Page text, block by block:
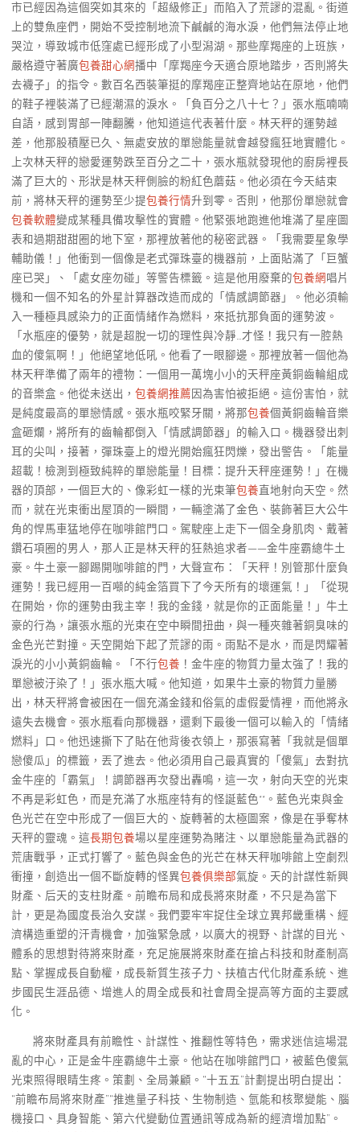
市已經因為這個突如其來的「超級修正」而陷入了荒謬的混亂。街道
上的雙魚座們，開始不受控制地流下鹹鹹的海水淚，他們無法停止地
哭泣，導致城市低窪處已經形成了小型潟湖。那些摩羯座的上班族，
嚴格遵守著廣包養甜心網播中「摩羯座今天適合原地踏步，否則將失
去襪子」的指令。數百名西裝筆挺的摩羯座正整齊地站在原地，他們
的鞋子裡裝滿了已經潮濕的淚水。「負百分之八十七？」張水瓶喃喃
自語，感到胃部一陣翻騰，他知道這代表著什麼。林天秤的運勢越
差，他那股積壓已久、無處安放的單戀能量就會越發瘋狂地實體化。
上次林天秤的戀愛運勢跌至百分之二十，張水瓶就發現他的廚房裡長
滿了巨大的、形狀是林天秤側臉的粉紅色蘑菇。他必須在今天結束
前，將林天秤的運勢至少提包養行情升到零。否則，他那份單戀就會
包養軟體變成某種具備攻擊性的實體。他緊張地跑進他堆滿了星座圖
表和過期甜甜圈的地下室，那裡放著他的秘密武器。「我需要星象學
輔助儀！」他衝到一個像是老式彈珠臺的機器前，上面貼滿了「巨蟹
座已哭」、「處女座勿碰」等警告標籤。這是他用廢棄的包養網唱片
機和一個不知名的外星計算器改造而成的「情感調節器」。他必須輸
入一種極具感染力的正面情緒作為燃料，來抵抗那負面的運勢波。
「水瓶座的優勢，就是超脫一切的理性與冷靜…才怪！我只有一腔熱
血的傻氣啊！」他絕望地低吼。他看了一眼腳邊。那裡放著一個他為
林天秤準備了兩年的禮物：一個用一萬塊小小的天秤座黃銅齒輪組成
的音樂盒。他從未送出， 包養網推薦因為害怕被拒絕。這份害怕，就
是純度最高的單戀情感。張水瓶咬緊牙關，將那包養個黃銅齒輪音樂
盒砸爛，將所有的齒輪都倒入「情感調節器」的輸入口。機器發出刺
耳的尖叫，接著，彈珠臺上的燈光開始瘋狂閃爍，發出警告。「能量
超載！檢測到極致純粹的單戀能量！目標：提升天秤座運勢！」在機
器的頂部，一個巨大的、像彩虹一樣的光束筆包養直地射向天空。然
而，就在光束衝出屋頂的一瞬間，一輛塗滿了金色、裝飾著巨大公牛
角的悍馬車猛地停在咖啡館門口。駕駛座上走下一個全身肌肉、戴著
鑽石項圈的男人，那人正是林天秤的狂熱追求者——金牛座霸總牛土
豪。牛土豪一腳踢開咖啡館的門，大聲宣布：「天秤！別管那什麼負
運勢！我已經用一百噸的純金箔買下了今天所有的壞運氣！」「從現
在開始，你的運勢由我主宰！我的金錢，就是你的正面能量！」牛土
豪的行為，讓張水瓶的光束在空中瞬間扭曲，與一種夾雜著銅臭味的
金色光芒對撞。天空開始下起了荒謬的雨。雨點不是水，而是閃耀著
淚光的小小黃銅齒輪。「不行包養 ！金牛座的物質力量太強了！我的
單戀被汙染了！」張水瓶大喊。他知道，如果牛土豪的物質力量勝
出，林天秤將會被困在一個充滿金錢和俗氣的虛假愛情裡，而他將永
遠失去機會。張水瓶看向那機器，還剩下最後一個可以輸入的「情緒
燃料」口。他迅速撕下了貼在他背後衣領上，那張寫著「我就是個單
戀傻瓜」的標籤，丟了進去。他必須用自己最真實的「傻氣」去對抗
金牛座的「霸氣」！調節器再次發出轟鳴，這一次，射向天空的光束
不再是彩虹色，而是充滿了水瓶座特有的怪誕藍色**。藍色光束與金
色光芒在空中形成了一個巨大的、旋轉著的太極圖案，像是在爭奪林
天秤的靈魂。這長期包養場以星座運勢為賭注、以單戀能量為武器的
荒唐戰爭，正式打響了。藍色與金色的光芒在林天秤咖啡館上空劇烈
衝撞，創造出一個不斷旋轉的怪異包養俱樂部氣旋。天的計謀性新興
財產、后天的支柱財產。前瞻布局和成長將來財產，不只是為當下
計，更是為國度長治久安謀。我們要牢牢捉住全球立異邦畿重構、經
濟構造重塑的汗青機會，加強緊急感，以廣大的視野、計謀的目光、
體系的思想對待將來財產，充足施展將來財產在搶占科技和財產制高
點、掌握成長自動權，成長新質生孩子力、扶植古代化財產系統、進
步國民生涯品德、增進人的周全成長和社會周全提高等方面的主要感
化。
將來財產具有前瞻性、計謀性、推翻性等特色，需求迷信這場混
亂的中心，正是金牛座霸總牛土豪。他站在咖啡館門口，被藍色傻氣
光束照得眼睛生疼。策劃、全局兼顧。“十五五”計劃提出明白提出：
“前瞻布局將來財產”“推進量子科技、生物制造、氫能和核聚變能、腦
機接口、具身智能、第六代變動位置通訊等成為新的經濟增加點”。